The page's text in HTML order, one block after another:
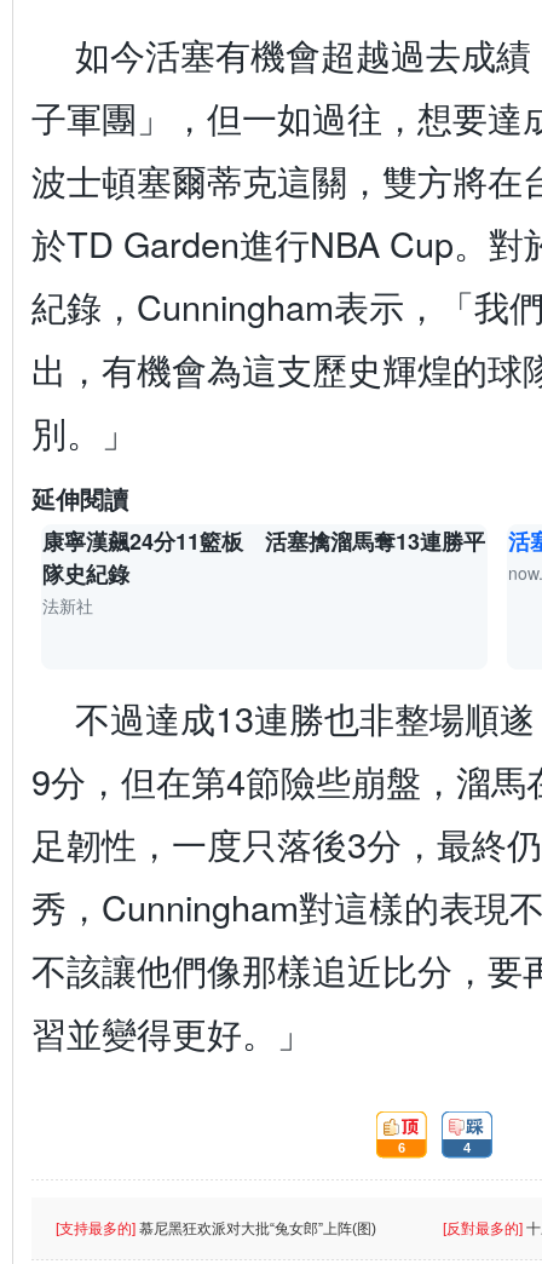
如今活塞有機會超越過去成
子軍團」，但一如過往，想要達
波士頓塞爾蒂克這關，雙方將在
於TD Garden進行NBA Cup。對
紀錄，Cunningham表示，「我
出，有機會為這支歷史輝煌的球
別。」
延伸閱讀
康寧漢飆24分11籃板 活塞擒溜馬奪13連勝平
隊史紀錄
法新社
活
不過達成13連勝也非整場順
9分，但在第4節險些崩盤，溜
足韌性，一度只落後3分，最終
秀，Cunningham對這樣的表現
不該讓他們像那樣追近比分，要
習並變得更好。」
頂:
6
踩:
4
[支持最多的] 慕尼黑狂欢派对大批“兔女郎”上阵(图) [反對最多的]